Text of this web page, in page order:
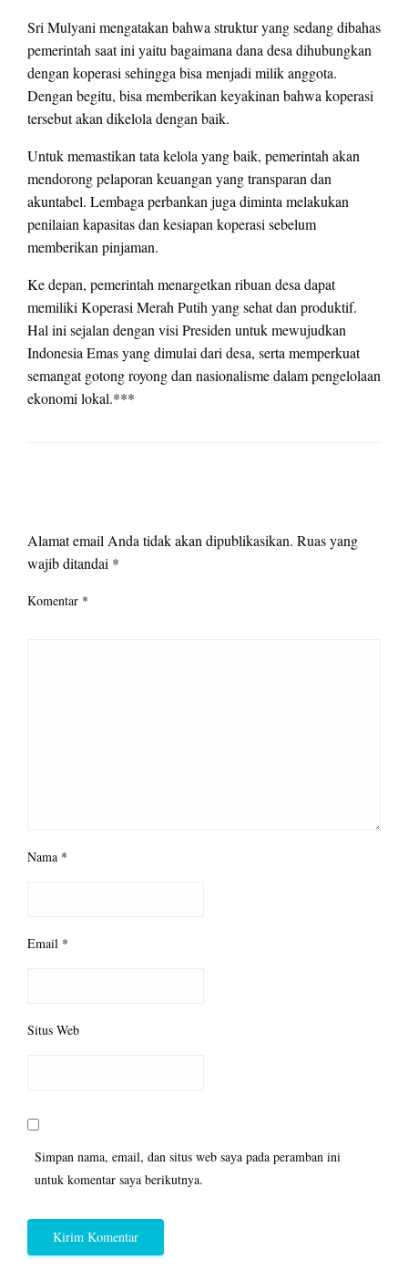
Sri Mulyani mengatakan bahwa struktur yang sedang dibahas
pemerintah saat ini yaitu bagaimana dana desa dihubungkan
dengan koperasi sehingga bisa menjadi milik anggota.
Dengan begitu, bisa memberikan keyakinan bahwa koperasi
tersebut akan dikelola dengan baik.
Untuk memastikan tata kelola yang baik, pemerintah akan
mendorong pelaporan keuangan yang transparan dan
akuntabel. Lembaga perbankan juga diminta melakukan
penilaian kapasitas dan kesiapan koperasi sebelum
memberikan pinjaman.
Ke depan, pemerintah menargetkan ribuan desa dapat
memiliki Koperasi Merah Putih yang sehat dan produktif.
Hal ini sejalan dengan visi Presiden untuk mewujudkan
Indonesia Emas yang dimulai dari desa, serta memperkuat
semangat gotong royong dan nasionalisme dalam pengelolaan
ekonomi lokal.***
Alamat email Anda tidak akan dipublikasikan. Ruas yang
wajib ditandai *
Komentar *
Nama *
Email *
Situs Web
Simpan nama, email, dan situs web saya pada peramban ini
untuk komentar saya berikutnya.